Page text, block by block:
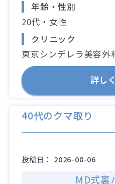
年齢・性別
20代・女性
クリニック
東京シンデレラ美容外
詳し
40代のクマ取り
投稿日： 2026-08-06
MD式裏